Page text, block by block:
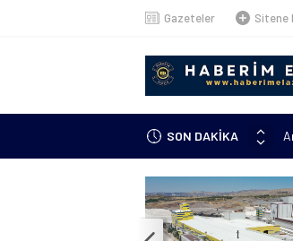
Gazeteler Sitene
SON DAKİKA